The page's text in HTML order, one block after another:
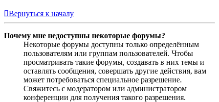
Вернуться к началу
Почему мне недоступны некоторые форумы?
Некоторые форумы доступны только определённым
пользователям или группам пользователей. Чтобы
просматривать такие форумы, создавать в них темы и
оставлять сообщения, совершать другие действия, вам
может потребоваться специальное разрешение.
Свяжитесь с модератором или администратором
конференции для получения такого разрешения.